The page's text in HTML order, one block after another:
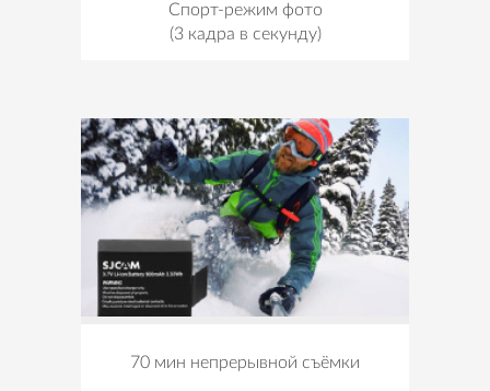
Спорт-режим фото
(3 кадра в секунду)
70 мин непрерывной съёмки